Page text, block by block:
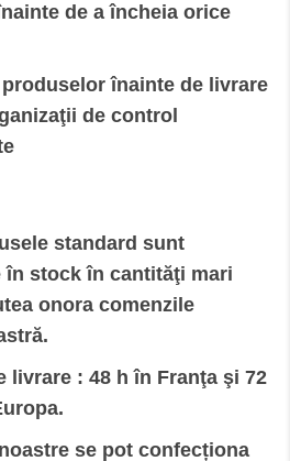
de a încheia orice
înainte de livrare
de control
standard sunt
stock în cantităţi mari
onora comenzile
livrare : 48 h în Franţa şi 72
se pot confecționa